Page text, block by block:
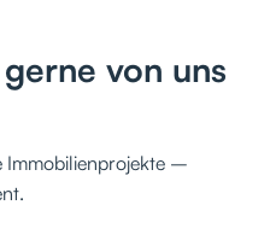
von uns
Immobilienprojekte –